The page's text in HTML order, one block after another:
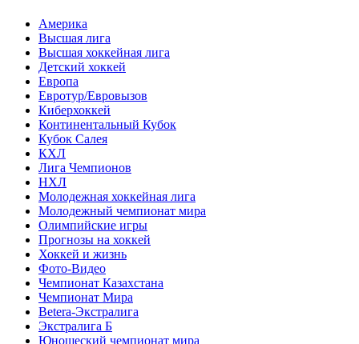
Америка
Высшая лига
Высшая хоккейная лига
Детский хоккей
Европа
Евротур/Евровызов
Киберхоккей
Континентальный Кубок
Кубок Салея
КХЛ
Лига Чемпионов
НХЛ
Молодежная хоккейная лига
Молодежный чемпионат мира
Олимпийские игры
Прогнозы на хоккей
Хоккей и жизнь
Фото-Видео
Чемпионат Казахстана
Чемпионат Мира
Betera-Экстралига
Экстралига Б
Юношеский чемпионат мира